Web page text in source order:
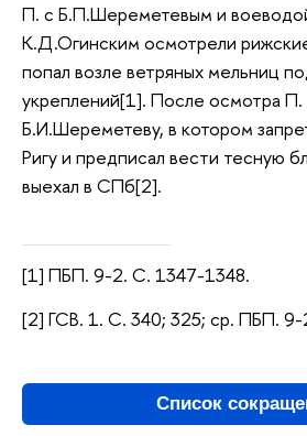
П. с Б.П.Шереметевым и
К.Д.Огинским осмотрели
попал возле ветряных мельниц
укреплений[1]. После осмотра П.
Б.И.Шереметеву, в котором
Ригу и предписал вести тесную
выехал в СПб[2].
[1] ПБП. 9-2. С. 1347-1348.
[2] ГСВ. 1. С. 340; 325; ср. ПБП.
Список